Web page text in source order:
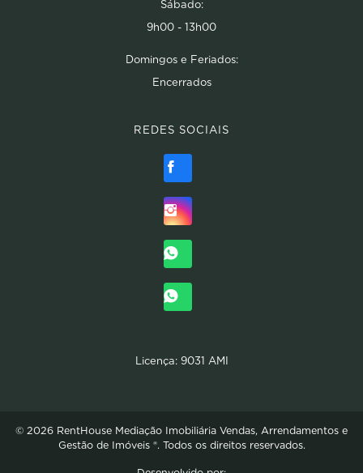
Sábado:
9h00 - 13h00
Domingos e Feriados:
Encerrados
REDES SOCIAIS
Licença: 9031 AMI
© 2026 RentHouse Mediação Imobiliária Vendas, Arrendamentos e
Gestão de Imóveis ®. Todos os direitos reservados.